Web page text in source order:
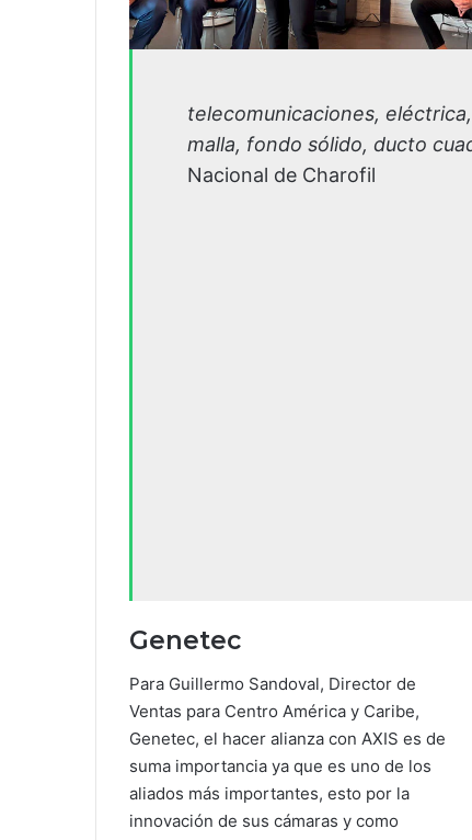
telecomunicaciones,
malla, fondo sólido, ducto
Nacional de Charofil
Genetec
Para Guillermo Sandoval, Director de
Ventas para Centro América y Caribe,
Genetec, el hacer alianza con AXIS es de
suma importancia ya que es uno de los
aliados más importantes, esto por la
innovación de sus cámaras y como